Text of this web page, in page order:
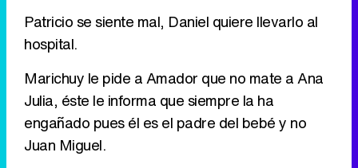
Patricio se siente mal, Daniel quiere llevarlo al
hospital.
Marichuy le pide a Amador que no mate a Ana
Julia, éste le informa que siempre la ha
engañado pues él es el padre del bebé y no
Juan Miguel.